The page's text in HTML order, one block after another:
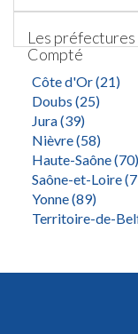
Les
Compté
Côte d'Or (21)
Doubs (25)
Jura (39)
Nièvre (58)
Haute-Saône (70)
Saône-et-Loire
Yonne (89)
Territoire-de-